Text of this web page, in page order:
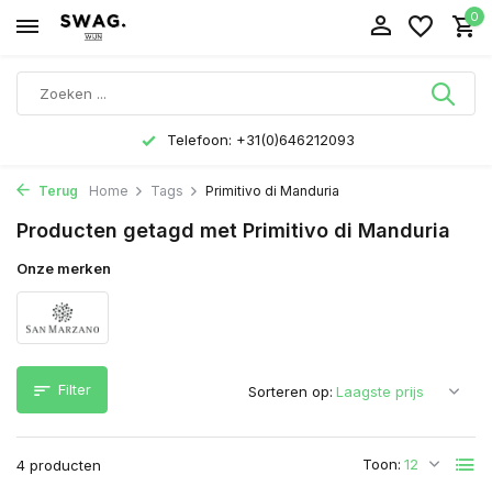
0
Telefoon: +31(0)646212093
Terug Home Tags Primitivo di Manduria
Producten getagd met Primitivo di Manduria
Onze merken
Filter
4 producten Toon:
Sorteren op: